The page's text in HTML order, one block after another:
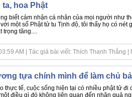
ta, hoa Phật
biết cảm nhận cá nhân của mọi người như
một số Phật tử tu Tịnh độ, tôi thấy họ có nét
trọng tăng....
AM | Tác giả bài viết: Thích Thanh Thắng |
tựa chính mình để làm chủ
thực tế, cuộc sống hiện tại có nhiều phật tử
điều gì đó không liên quan đến nhân quả